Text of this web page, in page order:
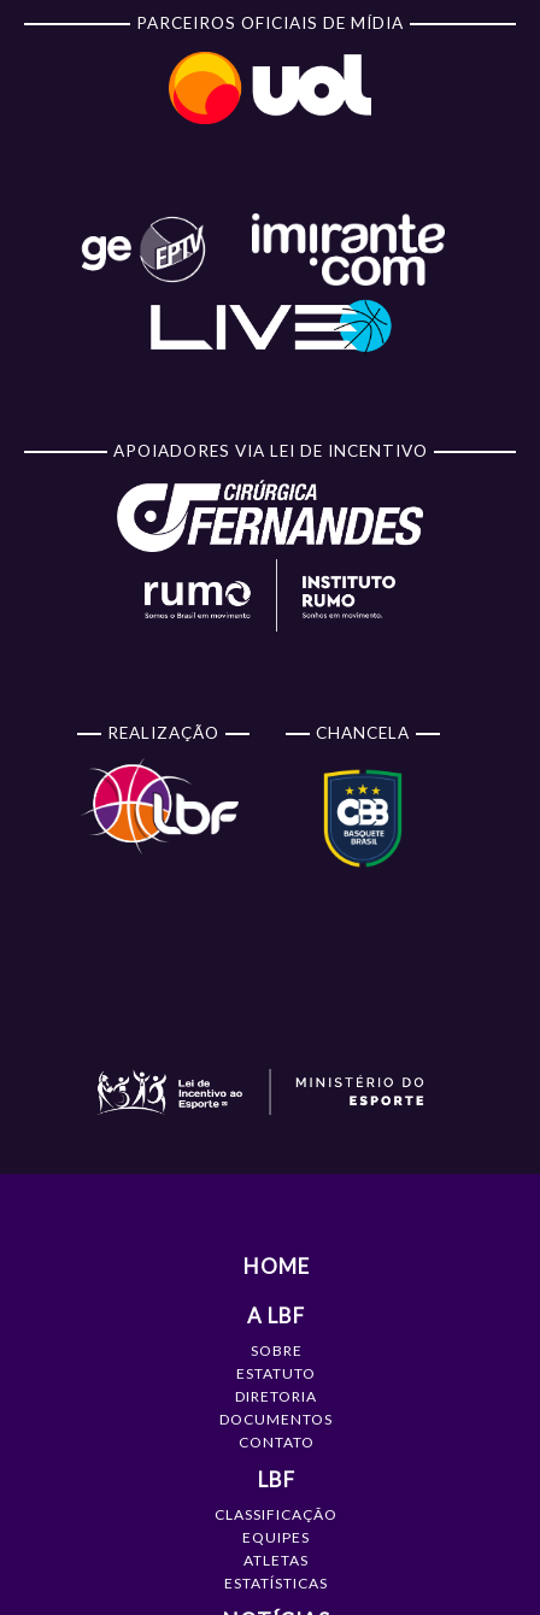
PARCEIROS OFICIAIS DE MÍDIA
APOIADORES VIA LEI DE INCENTIVO
REALIZAÇÃO CHANCELA
HOME
A LBF
SOBRE
ESTATUTO
DIRETORIA
DOCUMENTOS
CONTATO
LBF
CLASSIFICAÇÃO
EQUIPES
ATLETAS
ESTATÍSTICAS